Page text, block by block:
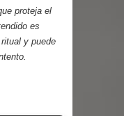
proteja el
es
y puede